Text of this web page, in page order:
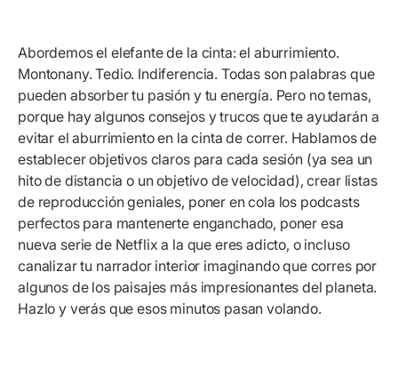
Abordemos el elefante de la cinta: el aburrimiento.
Montonany. Tedio. Indiferencia. Todas son palabras que
pueden absorber tu pasión y tu energía. Pero no temas,
porque hay algunos consejos y trucos que te ayudarán a
evitar el aburrimiento en la cinta de correr. Hablamos de
establecer objetivos claros para cada sesión (ya sea un
hito de distancia o un objetivo de velocidad), crear listas
de reproducción geniales, poner en cola los podcasts
perfectos para mantenerte enganchado, poner esa
nueva serie de Netflix a la que eres adicto, o incluso
canalizar tu narrador interior imaginando que corres por
algunos de los paisajes más impresionantes del planeta.
Hazlo y verás que esos minutos pasan volando.